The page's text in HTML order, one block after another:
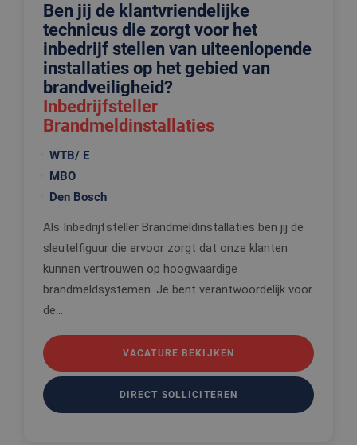
Ben jij de klantvriendelijke
technicus die zorgt voor het
inbedrijf stellen van uiteenlopende
installaties op het gebied van
brandveiligheid?
Inbedrijfsteller
Brandmeldinstallaties
WTB/ E
MBO
Den Bosch
Als Inbedrijfsteller Brandmeldinstallaties ben jij de
sleutelfiguur die ervoor zorgt dat onze klanten
kunnen vertrouwen op hoogwaardige
brandmeldsystemen. Je bent verantwoordelijk voor
de...
VACATURE BEKIJKEN
DIRECT SOLLICITEREN